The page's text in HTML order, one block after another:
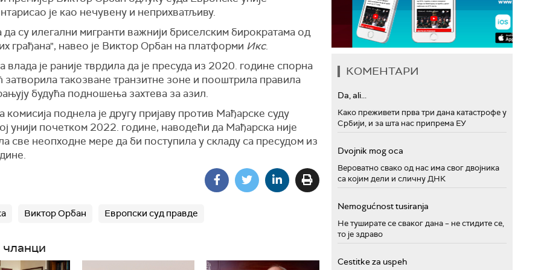
је као нечувену и неприхватљиву.
да су илегални мигранти важнији бриселским бирократама од
грађана", навео је Виктор Орбан на платформи Икс.
влада је раније тврдила да је пресуда из 2020. године спорна
затворила такозвaне транзитне зоне и пооштрила правила
будућа подношења захтева за азил.
комисија поднела је другу пријаву против Мађарске суду
унији почетком 2022. године, наводећи да Мађарска није
све неопходне мере да би поступила у складу са пресудом из
Виктор Орбан Европски суд правде
КОМЕНТАРИ
Da, ali...
Како преживети прва три дана катастрофе у
Србији, и за шта нас припрема ЕУ
Dvojnik mog oca
Вероватно свако од нас има свог двојника
са којим дели и сличну ДНК
Nemogućnost tusiranja
Не туширате се сваког дана – не стидите се,
то је здраво
Cestitke za uspeh